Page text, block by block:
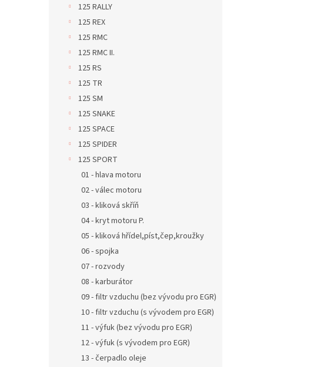
125 RALLY
125 REX
125 RMC
125 RMC II.
125 RS
125 TR
125 SM
125 SNAKE
125 SPACE
125 SPIDER
125 SPORT
01 - hlava motoru
02 - válec motoru
03 - kliková skříň
04 - kryt motoru P.
05 - kliková hřídel,píst,čep,kroužky
06 - spojka
07 - rozvody
08 - karburátor
09 - filtr vzduchu (bez vývodu pro EGR)
10 - filtr vzduchu (s vývodem pro EGR)
11 - výfuk (bez vývodu pro EGR)
12 - výfuk (s vývodem pro EGR)
13 - čerpadlo oleje